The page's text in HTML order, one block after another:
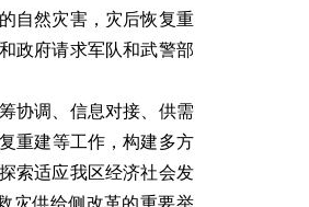
自然灾害，灾后恢复重
政府请求军队和武警部
协调、信息对接、供需
重建等工作，构建多方
索适应我区经济社会发